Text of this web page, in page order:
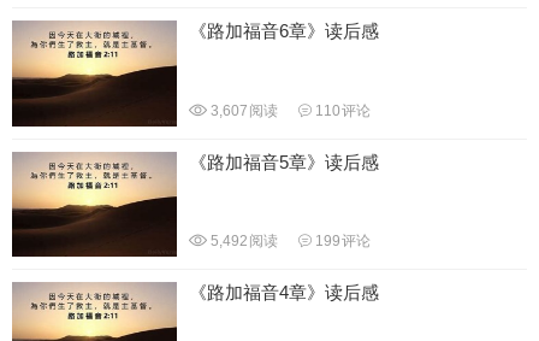
《路加福音6章》读后感
3,607 阅读 110评论
《路加福音5章》读后感
5,492 阅读 199评论
《路加福音4章》读后感